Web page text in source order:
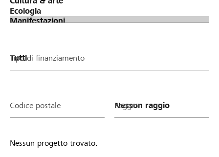
oder deinen Verein/deine Stiftung zu stimmen.
Phase 3: Verteilung Lokalbonus (Spendentopf von
ein Verein/eine Stiftung gesammelt hat, desto
startest oder ein Organisationsprofil auf
Voraussetzung: Dein Projekt ist gemeinnützig und
Tipo di finanziamento
Codice postale Raggio
Nessun progetto trovato.